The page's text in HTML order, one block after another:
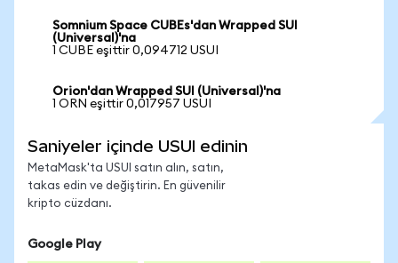
Somnium Space CUBEs'dan Wrapped SUI
(Universal)'na
1 CUBE eşittir 0,094712 USUI
Orion'dan Wrapped SUI (Universal)'na
1 ORN eşittir 0,017957 USUI
Saniyeler içinde USUI edinin
MetaMask'ta USUI satın alın, satın,
takas edin ve değiştirin. En güvenilir
kripto cüzdanı.
Google Play